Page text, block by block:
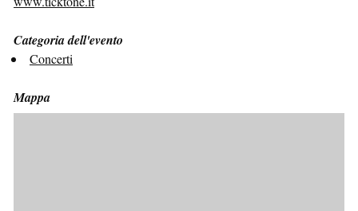
Categoria dell'evento
Concerti
Mappa